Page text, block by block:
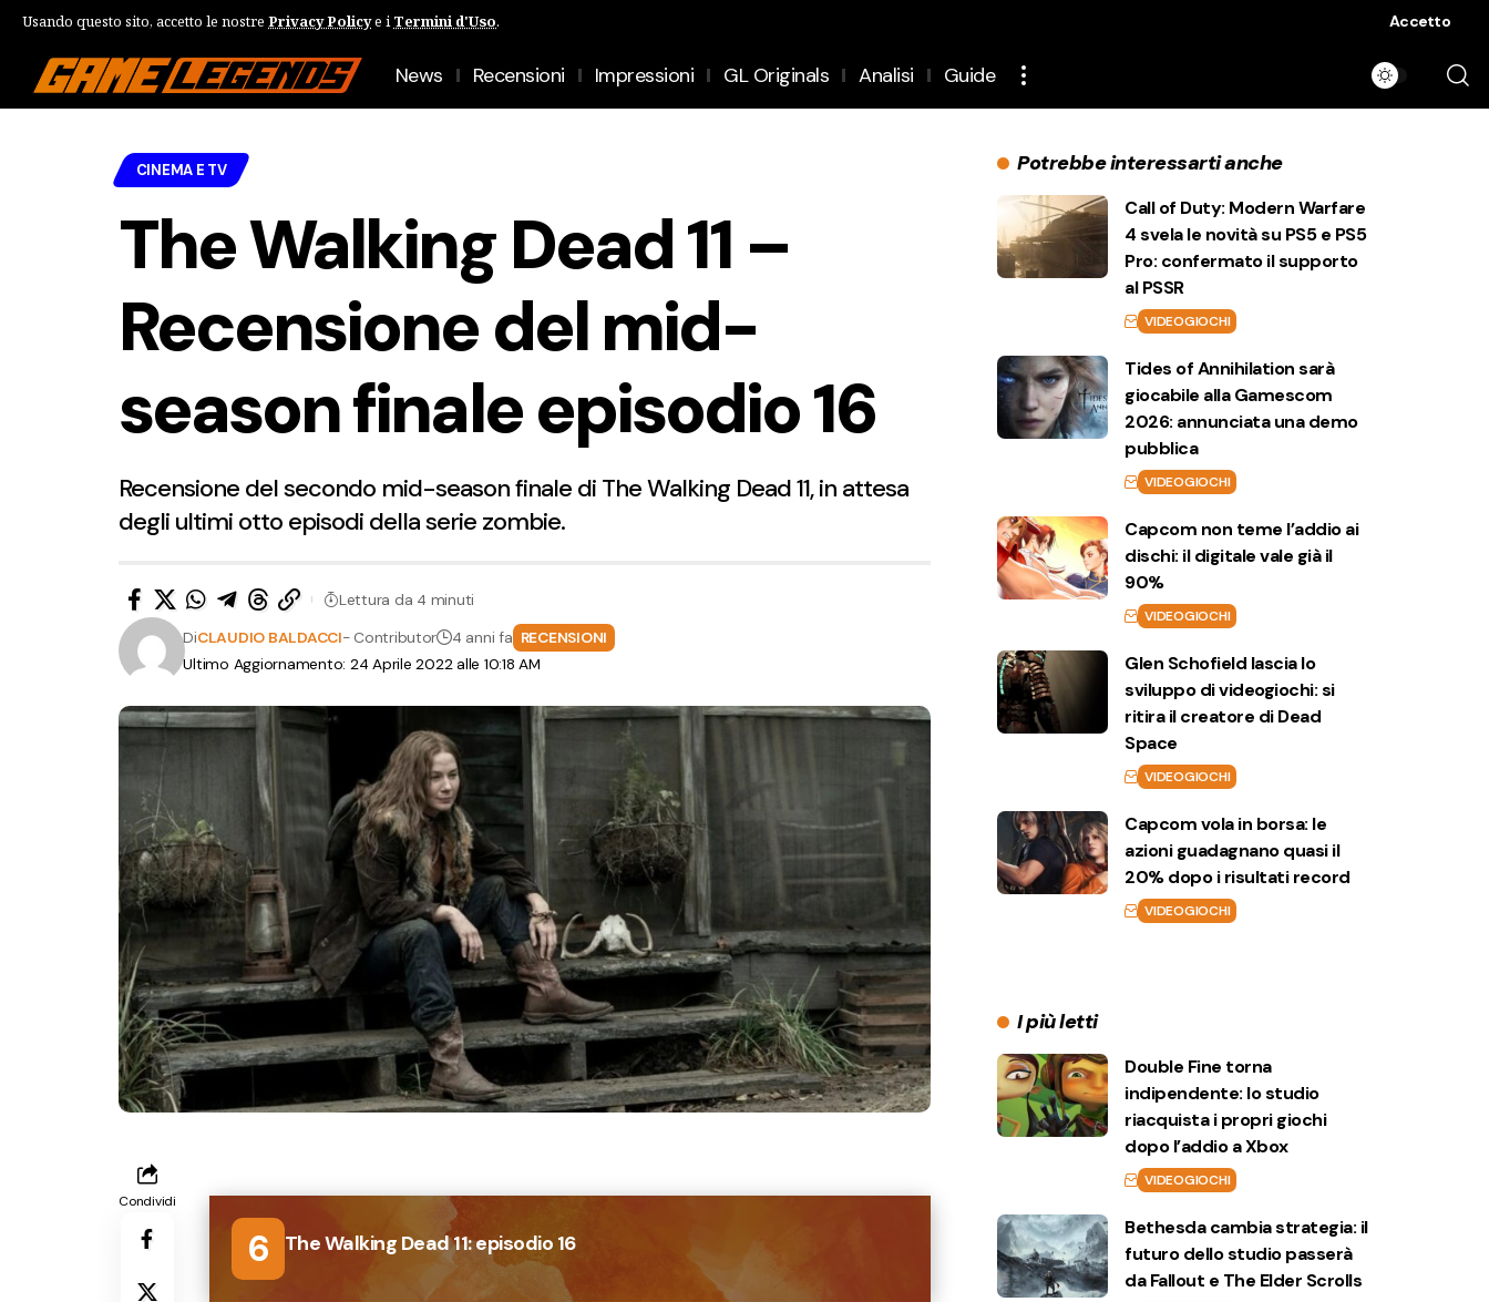
Usando questo sito, accetto le nostre Privacy Policye i Termini d'Uso. Accetto
News Recensioni Impressioni GL Originals Analisi Guide
CINEMA E TV
The Walking Dead 11 –
Recensione del mid-
season finale episodio 16
Recensione del secondo mid-season finale di The Walking Dead 11, in attesa
degli ultimi otto episodi della serie zombie.
Ultimo Aggiornamento: 24 Aprile 2022 alle 10:18 AM
DiCLAUDIO BALDACCI- Contributor 4 anni fa RECENSIONI
Lettura da 4 minuti
Condividi
6 The Walking Dead 11: episodio 16
Potrebbe interessarti anche
Call of Duty: Modern Warfare
4 svela le novità su PS5 e PS5
Pro: confermato il supporto
al PSSR
VIDEOGIOCHI
Tides of Annihilation sarà
giocabile alla Gamescom
2026: annunciata una demo
pubblica
VIDEOGIOCHI
Capcom non teme l’addio ai
dischi: il digitale vale già il
90%
VIDEOGIOCHI
Glen Schofield lascia lo
sviluppo di videogiochi: si
ritira il creatore di Dead
Space
VIDEOGIOCHI
Capcom vola in borsa: le
azioni guadagnano quasi il
20% dopo i risultati record
VIDEOGIOCHI
I più letti
Double Fine torna
indipendente: lo studio
riacquista i propri giochi
dopo l’addio a Xbox
VIDEOGIOCHI
Bethesda cambia strategia: il
futuro dello studio passerà
da Fallout e The Elder Scrolls